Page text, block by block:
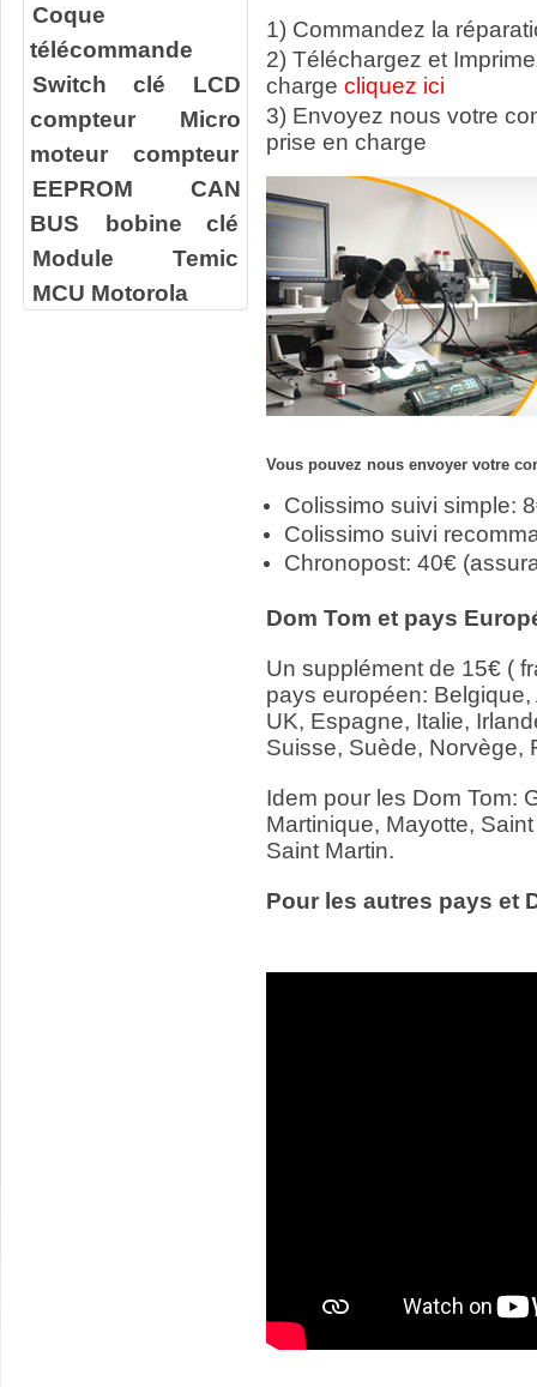
Coque
télécommande
Switch clé
LCD
compteur
Micro
moteur compteur
EEPROM
CAN
BUS
bobine clé
Module Temic
MCU Motorola
1) Commandez la
2) Téléchargez et
charge cliquez ici
3) Envoyez nous votre
prise en charge
Vous pouvez nous envoyer votre
Colissimo suivi simple:
Colissimo suivi
Chronopost: 40€
Dom Tom et pays
Un supplément de 15€ (
pays européen:
UK, Espagne, Italie,
Suisse, Suède, Norvège,
Idem pour les Dom Tom:
Martinique, Mayotte,
Saint Martin.
Pour les autres pays et